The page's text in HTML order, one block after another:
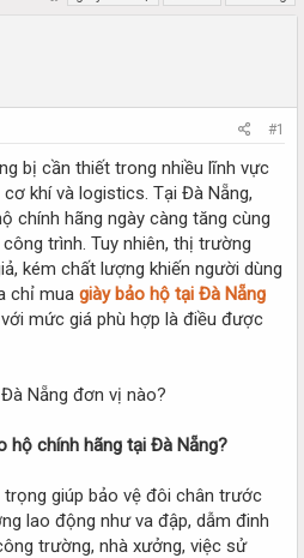
#1
bị cần thiết trong nhiều lĩnh vực
khí và logistics. Tại Đà Nẵng,
chính hãng ngày càng tăng cùng
trình. Tuy nhiên, thị trường
kém chất lượng khiến người dùng
chỉ mua giày bảo hộ tại Đà Nẵng
mức giá phù hợp là điều được
hộ chính hãng tại Đà Nẵng?
trọng giúp bảo vệ đôi chân trước
lao động như va đập, dẫm đinh
trường, nhà xưởng, việc sử